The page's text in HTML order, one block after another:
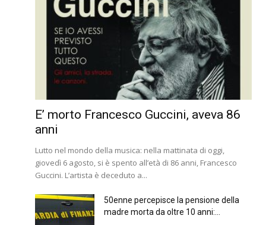
E’ morto Francesco Guccini, aveva 86
anni
Lutto nel mondo della musica: nella mattinata di oggi,
giovedì 6 agosto, si è spento all’età di 86 anni, Francesco
Guccini. L’artista è deceduto a...
50enne percepisce la pensione della
madre morta da oltre 10 anni:...